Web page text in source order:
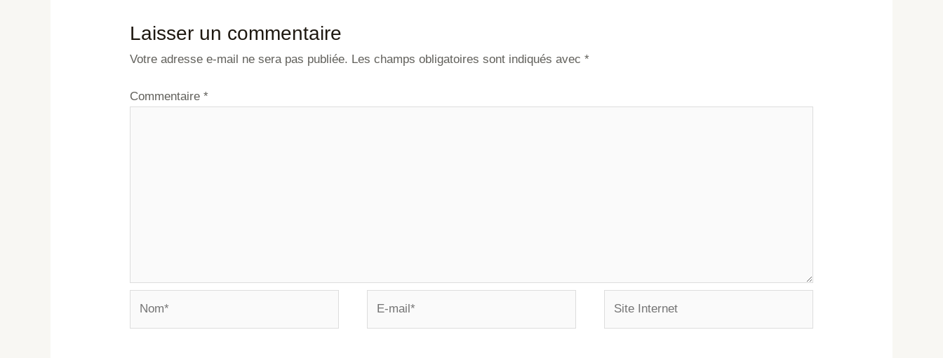
Laisser un commentaire
Votre adresse e-mail ne sera pas publiée. Les champs obligatoires sont indiqués avec*
Commentaire*